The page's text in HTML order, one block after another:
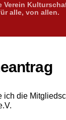
Verein
alle, von allen.
ich die